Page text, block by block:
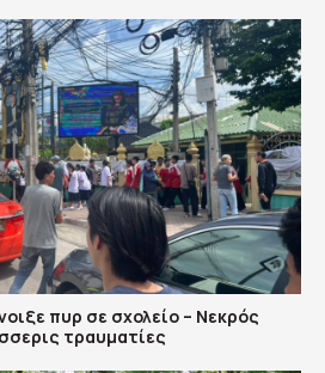
πυρ σε σχολείο – Νεκρός
τραυματίες